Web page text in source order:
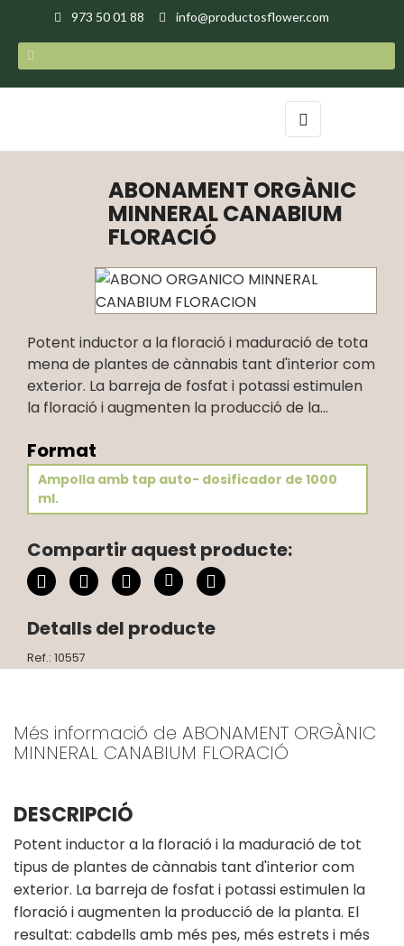
973 50 01 88 info@productosflower.com
Toggle
navigation
☰
ABONAMENT ORGÀNIC
MINNERAL CANABIUM
FLORACIÓ
Potent inductor a la floració i maduració de tota
mena de plantes de cànnabis tant d'interior com
exterior. La barreja de fosfat i potassi estimulen
la floració i augmenten la producció de la...
Format
Ampolla amb tap auto- dosificador de 1000
ml.
Compartir aquest producte:
Detalls del producte
Ref.: 10557
Més informació de ABONAMENT ORGÀNIC
MINNERAL CANABIUM FLORACIÓ
DESCRIPCIÓ
Potent inductor a la floració i la maduració de tot
tipus de plantes de cànnabis tant d'interior com
exterior. La barreja de fosfat i potassi estimulen la
floració i augmenten la producció de la planta. El
resultat: cabdells amb més pes, més estrets i més